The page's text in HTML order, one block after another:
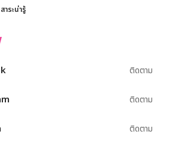
สาระน่ารู้
ติดตาม
ติดตาม
ติดตาม